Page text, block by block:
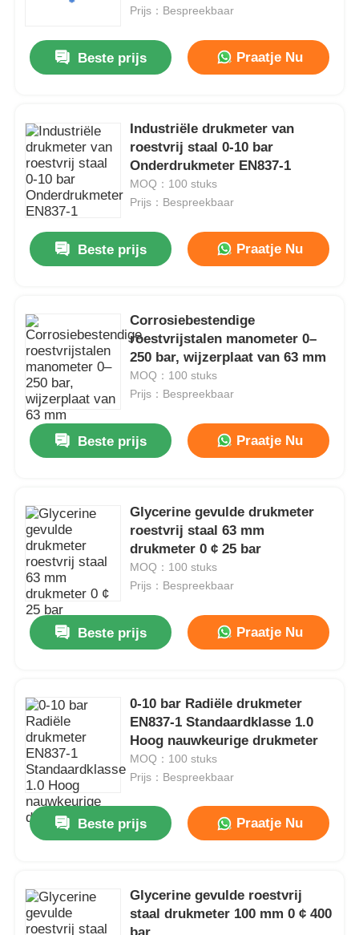
Producten
Over ons
Fabrieksreis
Contacteer ons
Vraag een offerte aan
Drukmeter van roestvrij staal
Temperatuur- en manometer
Prijs：Bespreekbaar
Beste prijs Praatje Nu
Industriële drukmeter van
roestvrij staal 0-10 bar
Onderdrukmeter EN837-1
MOQ：100 stuks
Prijs：Bespreekbaar
Beste prijs Praatje Nu
Corrosiebestendige
roestvrijstalen manometer 0–
250 bar, wijzerplaat van 63 mm
MOQ：100 stuks
Prijs：Bespreekbaar
Beste prijs Praatje Nu
Glycerine gevulde drukmeter
roestvrij staal 63 mm
drukmeter 0 ¢ 25 bar
MOQ：100 stuks
Prijs：Bespreekbaar
Beste prijs Praatje Nu
0-10 bar Radiële drukmeter
EN837-1 Standaardklasse 1.0
Hoog nauwkeurige drukmeter
MOQ：100 stuks
Prijs：Bespreekbaar
Beste prijs Praatje Nu
Glycerine gevulde roestvrij
staal drukmeter 100 mm 0 ¢ 400
bar